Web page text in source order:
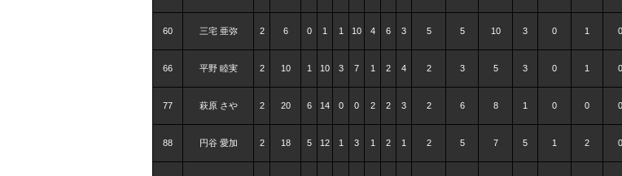
60 三宅 亜弥 2 6 0 1 1 10 4 6 3 5 5 10 3 0 1 0
66 平野 睦実 2 10 1 10 3 7 1 2 4 2 3 5 3 0 1 0
77 萩原 さや 2 20 6 14 0 0 2 2 3 2 6 8 1 0 0 0
88 円谷 愛加 2 18 5 12 1 3 1 2 1 2 5 7 5 1 2 0